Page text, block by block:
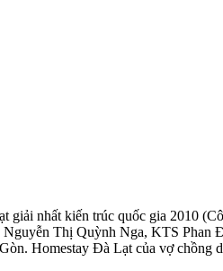
nhất kiến trúc quốc gia 2010
Thị Quỳnh Nga, KTS Phan
Homestay Đà Lạt của vợ chồng